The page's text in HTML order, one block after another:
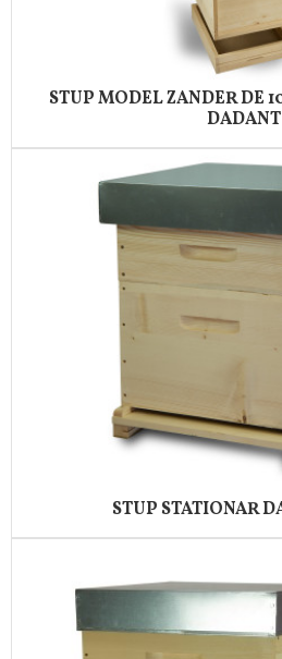
STUP MODEL ZANDER DE
DADANT
STUP STATIONAR